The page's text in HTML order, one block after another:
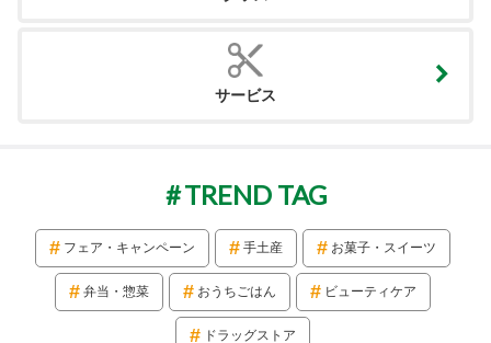
サービス
TREND TAG
フェア・キャンペーン 手土産 お菓子・スイーツ
弁当・惣菜 おうちごはん ビューティケア
ドラッグストア